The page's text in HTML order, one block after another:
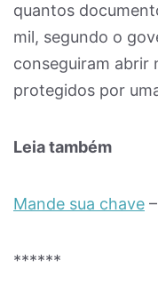
quantos
mil, segundo o
conseguiram abrir
protegidos por
Leia também
Mande sua chave
******